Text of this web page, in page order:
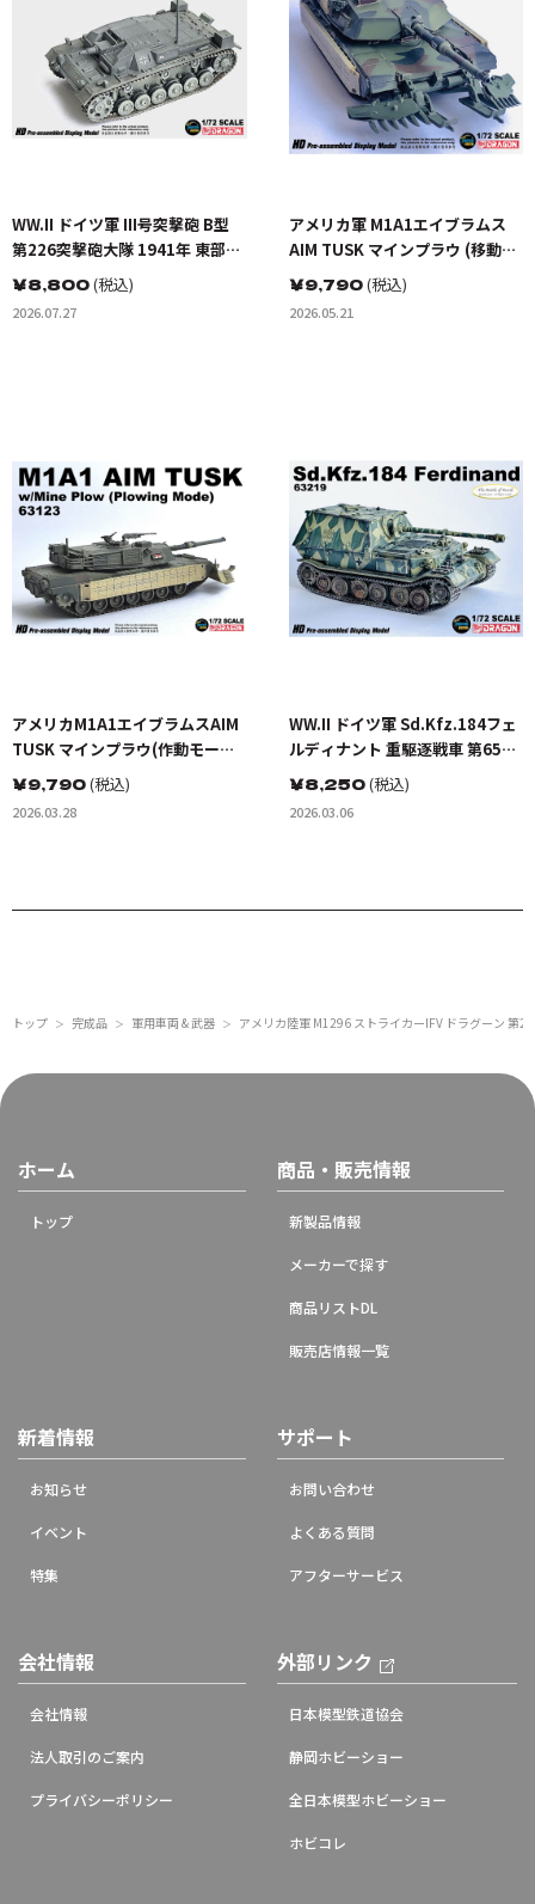
WW.II ドイツ軍 III号突撃砲 B型
第226突撃砲大隊 1941年 東部戦
線
￥8,800(税込)
2026.07.27
アメリカ軍 M1A1エイブラムス
AIM TUSK マインプラウ (移動モ
ード)
￥9,790(税込)
2026.05.21
アメリカM1A1エイブラムスAIM
TUSK マインプラウ(作動モード)
迷彩塗装
￥9,790(税込)
2026.03.28
WW.II ドイツ軍 Sd.Kfz.184フェ
ルディナント 重駆逐戦車 第653
重戦車駆逐大隊 322号車 クルス
ク 1943 完成品
￥8,250(税込)
2026.03.06
トップ ＞ 完成品 ＞ 軍用車両 & 武器 ＞ アメリカ陸軍 M1296 ストライカーIFV ドラグーン 第2
ホーム
トップ
商品・販売情報
新製品情報
メーカーで探す
商品リストDL
販売店情報一覧
新着情報
お知らせ
イベント
特集
サポート
お問い合わせ
よくある質問
アフターサービス
会社情報
会社情報
法人取引のご案内
プライバシーポリシー
外部リンク
日本模型鉄道協会
静岡ホビーショー
全日本模型ホビーショー
ホビコレ